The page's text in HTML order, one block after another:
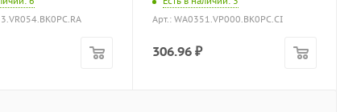
Арт.: WA0351.VP000.BK0PC.CI
306.96 ₽